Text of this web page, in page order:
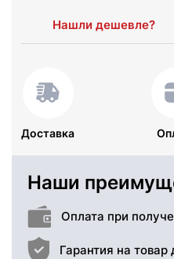
Нашли дешевле?
Доставка
Наши
Оплата при
Гарантия на